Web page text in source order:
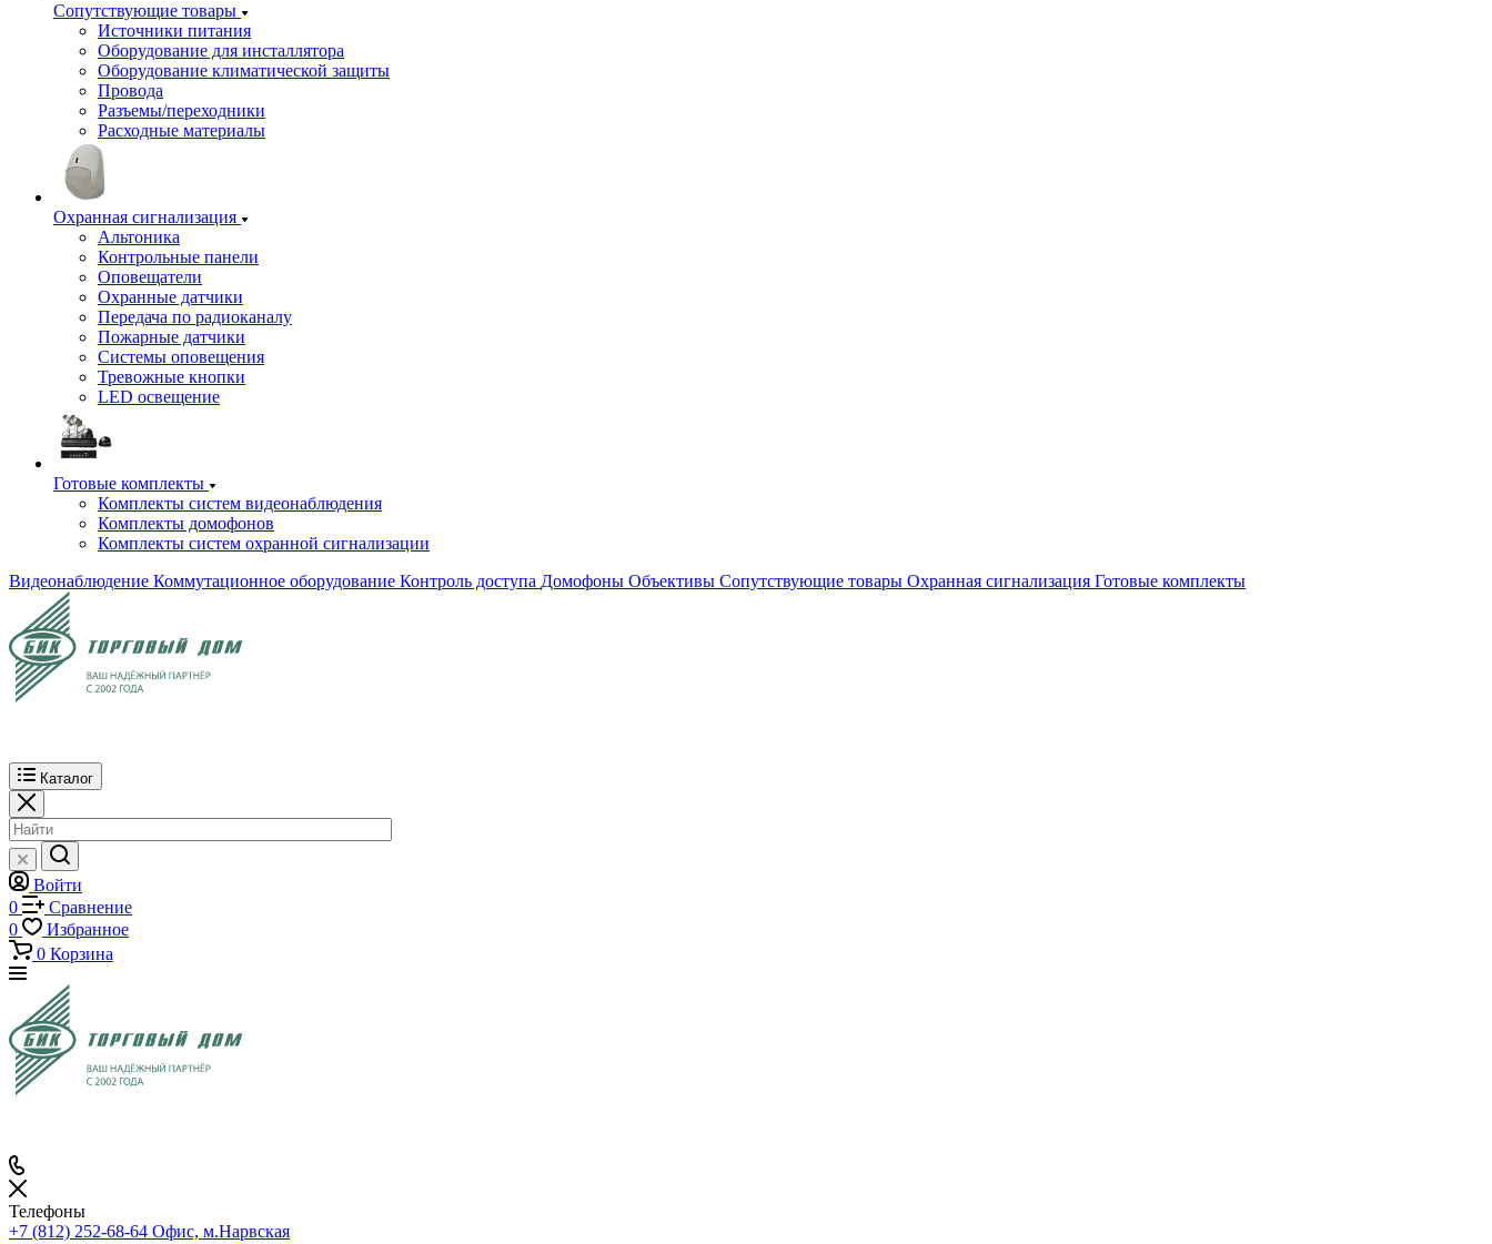
Сопутствующие товары
Источники питания
Оборудование для инсталлятора
Оборудование климатической защиты
Провода
Разъемы/переходники
Расходные материалы
Охранная сигнализация
Альтоника
Контрольные панели
Оповещатели
Охранные датчики
Передача по радиоканалу
Пожарные датчики
Системы оповещения
Тревожные кнопки
LED освещение
Готовые комплекты
Комплекты систем видеонаблюдения
Комплекты домофонов
Комплекты систем охранной сигнализации
Видеонаблюдение Коммутационное оборудование Контроль доступа Домофоны Объективы Сопутствующие товары Охранная сигнализация Готовые комплекты
Каталог
Войти
0
Сравнение
0
Избранное
0 Корзина
Телефоны
+7 (812) 252-68-64 Офис, м.Нарвская